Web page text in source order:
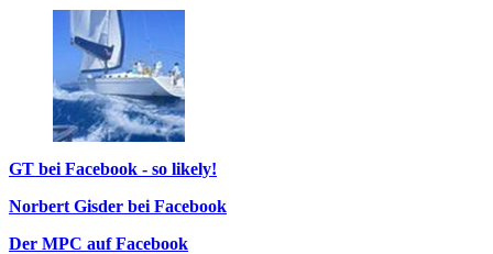
GT bei Facebook - so likely!
Norbert Gisder bei Facebook
Der MPC auf Facebook